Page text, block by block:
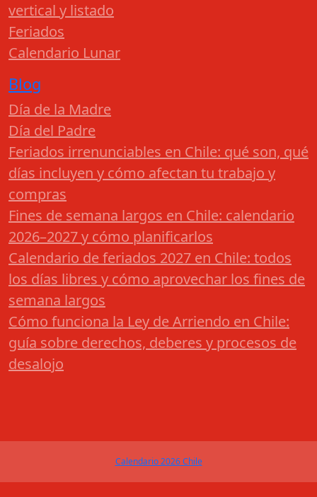
vertical y listado
Feriados
Calendario Lunar
Blog
Día de la Madre
Día del Padre
Feriados irrenunciables en Chile: qué son, qué
días incluyen y cómo afectan tu trabajo y
compras
Fines de semana largos en Chile: calendario
2026–2027 y cómo planificarlos
Calendario de feriados 2027 en Chile: todos
los días libres y cómo aprovechar los fines de
semana largos
Cómo funciona la Ley de Arriendo en Chile:
guía sobre derechos, deberes y procesos de
desalojo
Calendario 2026 Chile